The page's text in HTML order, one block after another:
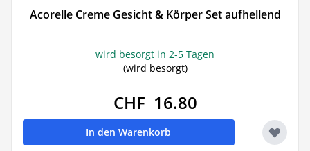
Acorelle Creme Gesicht & Körper Set aufhellend
wird besorgt in 2-5 Tagen
(wird besorgt)
CHF 16.80
In den Warenkorb